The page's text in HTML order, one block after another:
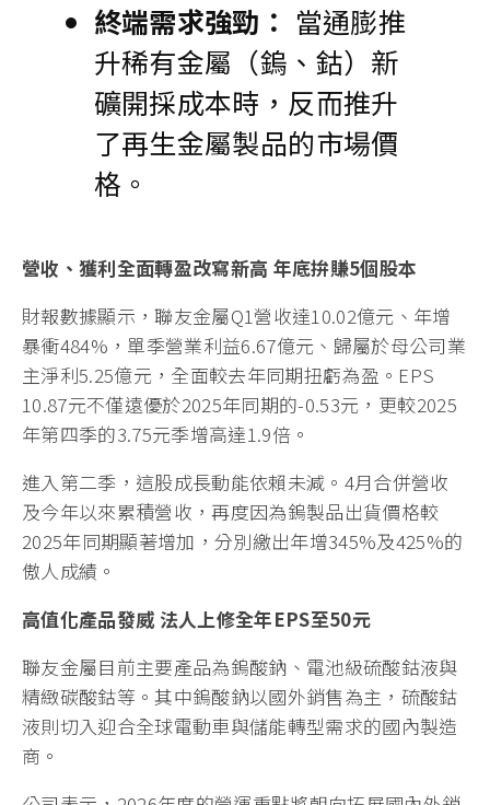
終端需求強勁： 當通膨推
升稀有金屬（鎢、鈷）新
礦開採成本時，反而推升
了再生金屬製品的市場價
格。
營收、獲利全面轉盈改寫新高 年底拚賺5個股本
財報數據顯示，聯友金屬Q1營收達10.02億元、年增
暴衝484%，單季營業利益6.67億元、歸屬於母公司業
主淨利5.25億元，全面較去年同期扭虧為盈。EPS
10.87元不僅遠優於2025年同期的-0.53元，更較2025
年第四季的3.75元季增高達1.9倍。
進入第二季，這股成長動能依賴未減。4月合併營收
及今年以來累積營收，再度因為鎢製品出貨價格較
2025年同期顯著增加，分別繳出年增345%及425%的
傲人成績。
高值化產品發威 法人上修全年EPS至50元
聯友金屬目前主要產品為鎢酸鈉、電池級硫酸鈷液與
精緻碳酸鈷等。其中鎢酸鈉以國外銷售為主，硫酸鈷
液則切入迎合全球電動車與儲能轉型需求的國內製造
商。